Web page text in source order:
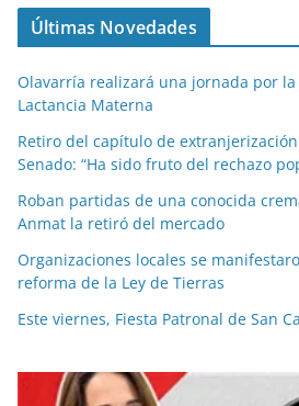
Últimas Novedades
Olavarría realizará una jornada por
Lactancia Materna
Retiro del capítulo de
Senado: “Ha sido fruto del rechazo
Roban partidas de una conocida
Anmat la retiró del mercado
Organizaciones locales se
reforma de la Ley de Tierras
Este viernes, Fiesta Patronal de San